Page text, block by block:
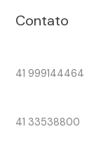
Contato
41 999144464
41 33538800